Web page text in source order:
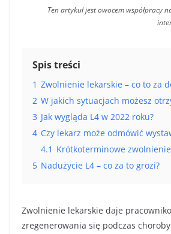
Ten artykuł jest owocem współpracy
Spis treści
1 Zwolnienie lekarskie – co to za
2 W jakich sytuacjach możesz
3 Jak wygląda L4 w 2022 roku?
4 Czy lekarz może odmówić
4.1 Krótkoterminowe
5 Nadużycie L4 – co za to grozi?
Zwolnienie lekarskie daje
zregenerowania się podczas